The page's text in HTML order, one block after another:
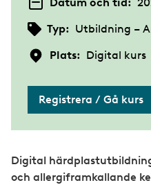
Typ: Utbildning –
Plats: Digital kurs
Registrera / Gå kurs
Digital
och allergiframkallande